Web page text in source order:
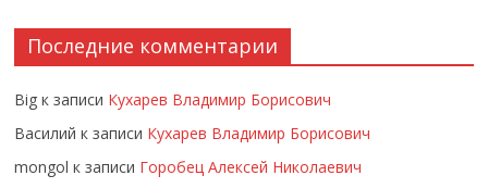
Последние комментарии
Big к записи Кухарев Владимир Борисович
Василий к записи Кухарев Владимир Борисович
mongol к записи Горобец Алексей Николаевич